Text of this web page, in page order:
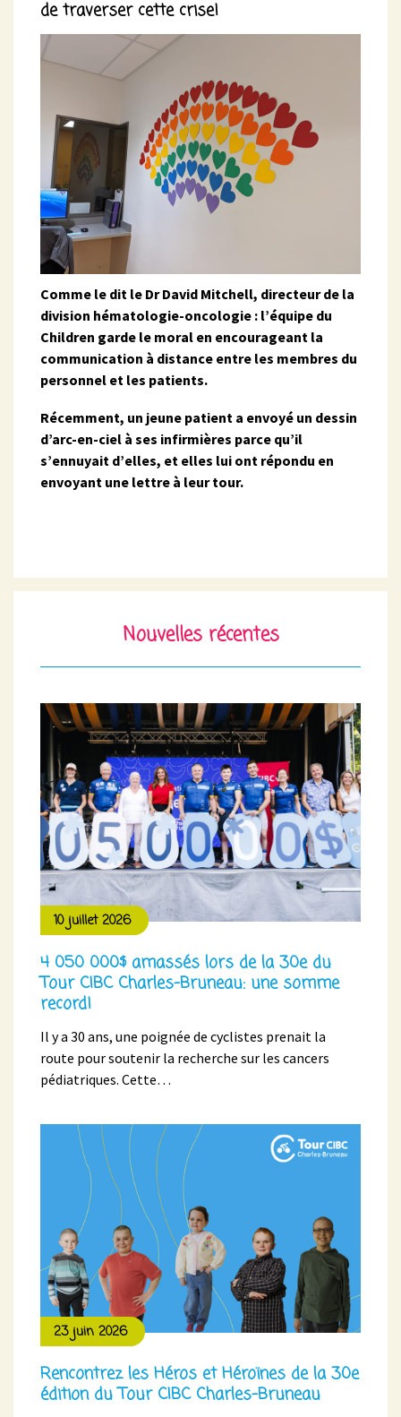
de traverser cette crise!
Comme le dit le Dr David Mitchell, directeur de la
division hématologie-oncologie : l’équipe du
Children garde le moral en encourageant la
communication à distance entre les membres du
personnel et les patients.
Récemment, un jeune patient a envoyé un dessin
d’arc-en-ciel à ses infirmières parce qu’il
s’ennuyait d’elles, et elles lui ont répondu en
envoyant une lettre à leur tour.
Nouvelles récentes
10 juillet 2026
4 050 000$ amassés lors de la 30e du
Tour CIBC Charles-Bruneau: une somme
record!
Il y a 30 ans, une poignée de cyclistes prenait la
route pour soutenir la recherche sur les cancers
pédiatriques. Cette…
23 juin 2026
Rencontrez les Héros et Héroïnes de la 30e
édition du Tour CIBC Charles-Bruneau